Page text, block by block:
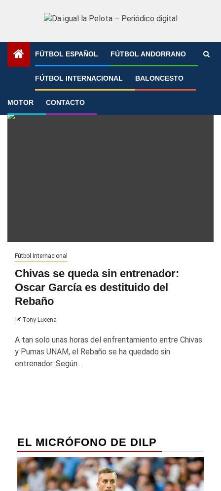
FÚTBOL ESPAÑOL FÚTBOL ANDORRANO
FÚTBOL INTERNACIONAL BALONCESTO
MOTOR CONTACTO
»
Liga Mexicana
Fútbol Internacional
Chivas se queda sin entrenador:
Oscar García es destituido del
Rebaño
Tony Lucena
A tan solo unas horas del enfrentamiento entre Chivas
y Pumas UNAM, el Rebaño se ha quedado sin
entrenador. Según...
EL MICRÓFONO DE DILP